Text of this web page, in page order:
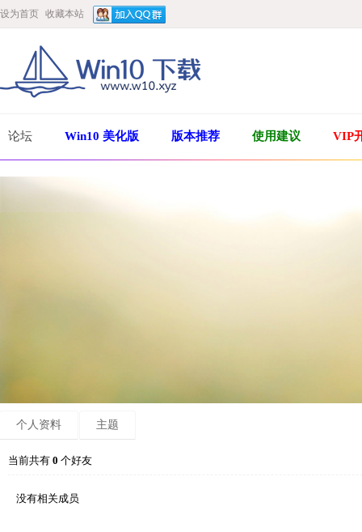
设为首页 收藏本站
论坛 Win10 美化版 版本推荐 使用建议 VIP
个人资料 主题
当前共有 0 个好友
没有相关成员